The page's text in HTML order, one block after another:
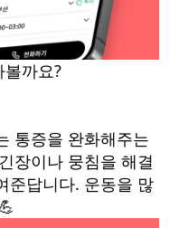
까요?
통증을 완화해주는
장이나 뭉침을 해결
준답니다. 운동을 많